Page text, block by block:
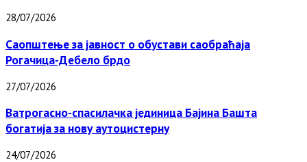
28/07/2026
Саопштење за јавност о обустави саобраћаја
Рогачица-Дебело брдо
27/07/2026
Ватрогасно-спасилачка јединица Бајина Башта
богатија за нову аутоцистерну
24/07/2026